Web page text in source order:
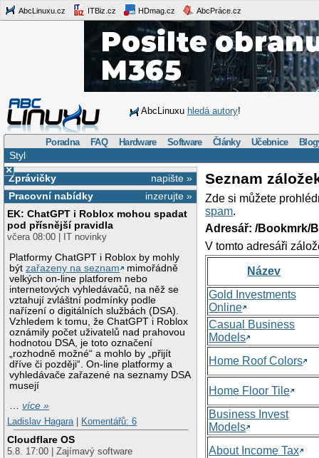
AbcLinuxu.cz ITBiz.cz HDmag.cz AbcPráce.cz
AbcLinuxu hledá autory!
Poradna FAQ Hardware Software Články Učebnice
Styl
×
napište »
Zprávičky
inzerujte »
Pracovní nabídky
EK: ChatGPT i Roblox mohou spadat
pod přísnější pravidla
včera 08:00 | IT novinky
Platformy ChatGPT i Roblox by mohly
býtzařazeny na seznam
mimořádně
velkých on-line platforem nebo
internetových vyhledávačů, na něž se
vztahují zvláštní podmínky podle
nařízení o digitálních službách (DSA).
Vzhledem k tomu, že ChatGPT i Roblox
oznámily počet uživatelů nad prahovou
hodnotou DSA, je toto označení
„rozhodně možné“ a mohlo by „přijít
dříve či později“. On-line platformy a
vyhledávače zařazené na seznamy DSA
musejí
…více »
Ladislav Hagara
Komentářů: 6
Cloudflare OS
5.8. 17:00 | Zajímavý software
Seznam
Zde si můžete
spam.
Adresář: /Bookmrk/
V tomto adresáři
Název
Gold Investments
Online
Casual Business
Models
Home Roof Colors
Home Floor Tile
Business Invest
Models
About Income Tax